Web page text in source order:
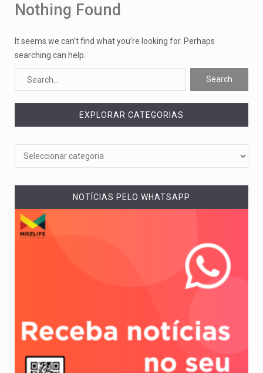
O programa, cuja implementação está prevista entre abril de 2026…
A nova legislação estabelece um prazo de 180 dias para…
Nothing Found
It seems we can’t find what you’re looking for. Perhaps
searching can help.
EXPLORAR CATEGORIAS
NOTÍCIAS PELO WHATSAPP